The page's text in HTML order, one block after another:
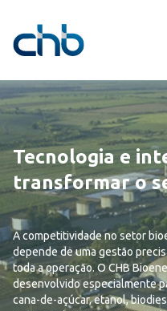
Tecnologia e
transformar o
A competitividade no setor
depende de uma gestão
toda a operação. O CHB
desenvolvido especialmente
cana-de-açúcar, etanol,